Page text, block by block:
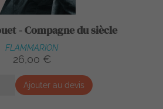
- Compagne du siècle
FLAMMARION
26,00 €
Ajouter au devis